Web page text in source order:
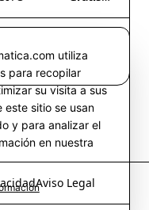
405 €
Aviso Legal
utiliza
para recopilar
su visita a sus
este sitio se usan
y para analizar el
en nuestra